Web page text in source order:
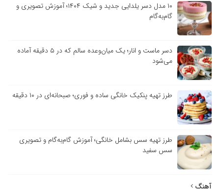
۱۰ مدل دسر یلدایی جدید و شیک ۱۴۰۴؛ آموزش تصویری و
گام‌به‌گام
دسر ماست و انار؛ یک میان‌وعده سالم که در ۵ دقیقه آماده
می‌شود
طرز تهیه پنکیک خانگی ساده و فوری؛ صبحانه‌ای در ۱۰ دقیقه
طرز تهیه سس بشامل خانگی؛ آموزش گام‌به‌گام و تصویری
سس سفید
آهنگ